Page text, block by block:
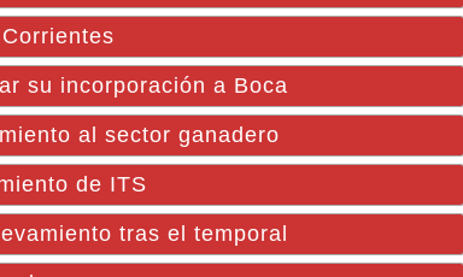
su incorporación a Boca
al sector ganadero
de ITS
tras el temporal